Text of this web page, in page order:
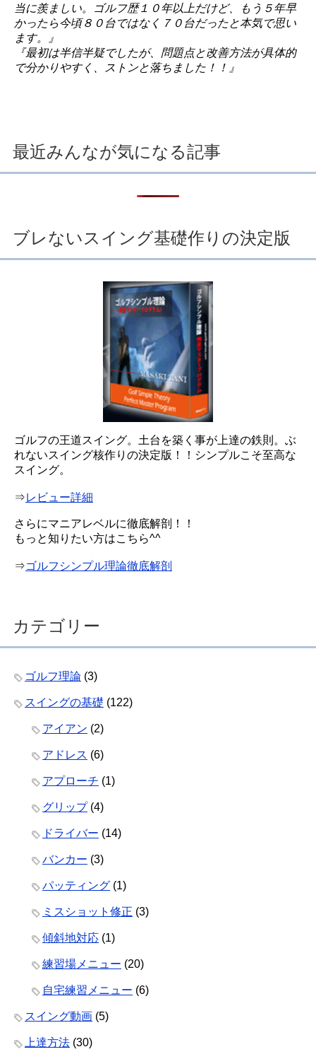
当に羨ましい。ゴルフ歴１０年以上だけど、もう５年早
かったら今頃８０台ではなく７０台だったと本気で思い
ます。』
『最初は半信半疑でしたが、問題点と改善方法が具体的
で分かりやすく、ストンと落ちました！！』
最近みんなが気になる記事
ブレないスイング基礎作りの決定版
ゴルフの王道スイング。土台を築く事が上達の鉄則。ぶ
れないスイング核作りの決定版！！シンプルこそ至高な
スイング。
⇒レビュー詳細
さらにマニアレベルに徹底解剖！！
もっと知りたい方はこちら^^
⇒ゴルフシンプル理論徹底解剖
カテゴリー
ゴルフ理論 (3)
スイングの基礎 (122)
アイアン (2)
アドレス (6)
アプローチ (1)
グリップ(4)
ドライバー (14)
バンカー (3)
パッティング (1)
ミスショット修正 (3)
傾斜地対応 (1)
練習場メニュー (20)
自宅練習メニュー (6)
スイング動画 (5)
上達方法 (30)